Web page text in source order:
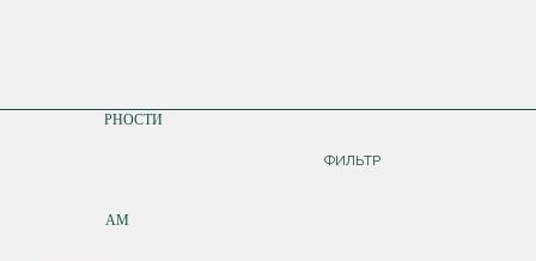
ПО ПОПУЛЯРНОСТИ
ПО НОВИНКАМ
ФИЛЬТР